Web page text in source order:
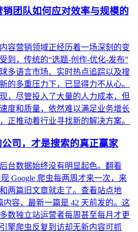
销团队如何应对效率与规模的
容营销领域正经历着一场深刻的变
到，传统的“选题-创作-优化-发布”
多语言市场、实时热点追踪以及搜
的多重压力下，已显得力不从心。
，尽管投入了大量的人力成本，但
度和质量，依然难以满足业务增长
正推动着行业寻找新的解决方案。
司，才是搜索的真正赢家
台数据始终没有明显起色。翻看
现 Google 爬虫每两周才来一次，来
两篇旧文章就走了。查看站点地
内容，最新一篇是 42 天前发的。这
数独立站运营者每周甚至每月才更
擎爬虫反复到访却无新内容可抓